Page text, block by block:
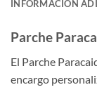
INFORMACIÓN
Parche
El Parche
encargo